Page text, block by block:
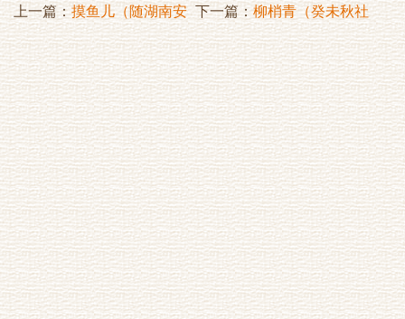
上一篇：摸鱼儿（随湖南安
抚赵德修自长沙回至澛港，
值其生日）
下一篇：柳梢青（癸未秋社
有怀故山）